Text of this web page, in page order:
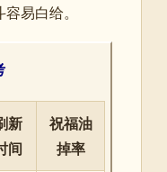
易白给。
新
间
祝福油
掉率